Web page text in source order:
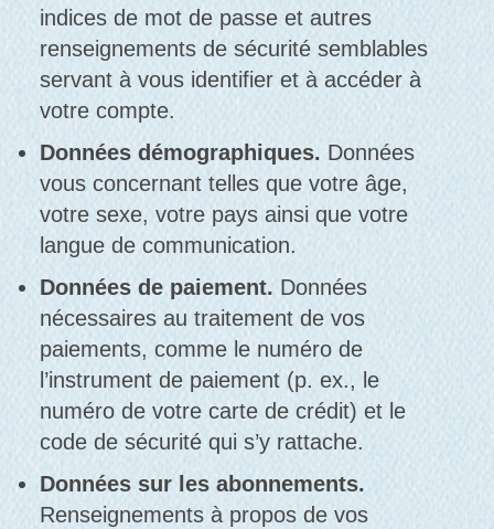
indices de mot de passe et autres
renseignements de sécurité semblables
servant à vous identifier et à accéder à
votre compte.
Données démographiques. Données
vous concernant telles que votre âge,
votre sexe, votre pays ainsi que votre
langue de communication.
Données de paiement.Données
nécessaires au traitement de vos
paiements, comme le numéro de
l’instrument de paiement (p. ex., le
numéro de votre carte de crédit) et le
code de sécurité qui s’y rattache.
Données sur les abonnements.
Renseignements à propos de vos